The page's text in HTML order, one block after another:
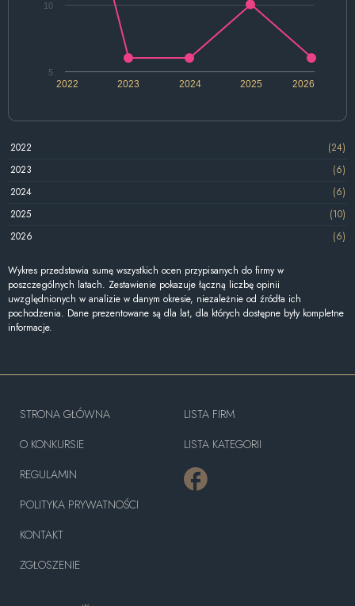
2022 2024 2026
2023 2025
5
10
2022
(24)
2023
(6)
2024
(6)
2025
(10)
2026
(6)
Wykres przedstawia sumę wszystkich ocen przypisanych do firmy w
poszczególnych latach. Zestawienie pokazuje łączną liczbę opinii
uwzględnionych w analizie w danym okresie, niezależnie od źródła ich
pochodzenia. Dane prezentowane są dla lat, dla których dostępne były kompletne
informacje.
STRONA GŁÓWNA
O KONKURSIE
REGULAMIN
POLITYKA PRYWATNOŚCI
KONTAKT
ZGŁOSZENIE
LISTA FIRM
LISTA KATEGORII